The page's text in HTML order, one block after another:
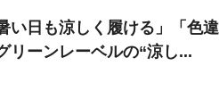
い日も涼しく履ける」「色
ーンレーベルの“涼し...